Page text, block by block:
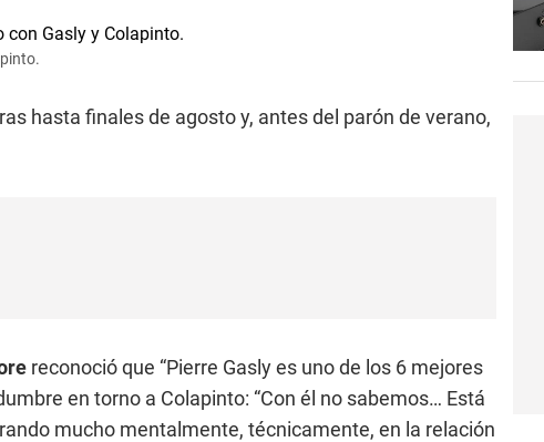
hasta finales de agosto y, antes del parón de verano,
reconoció que “Pierre Gasly es uno de los 6 mejores
en torno a Colapinto: “Con él no sabemos… Está
mucho mentalmente, técnicamente, en la relación